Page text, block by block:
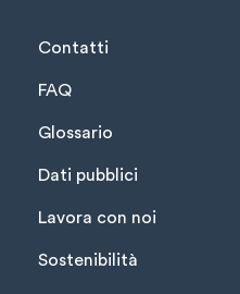
Contatti
FAQ
Glossario
Dati pubblici
Lavora con noi
Sostenibilità